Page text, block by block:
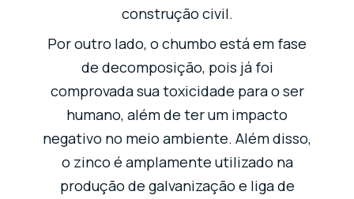
construção civil.
Por outro lado, o chumbo está em fase
de decomposição, pois já foi
comprovada sua toxicidade para o ser
humano, além de ter um impacto
negativo no meio ambiente. Além disso,
o zinco é amplamente utilizado na
produção de galvanização e liga de